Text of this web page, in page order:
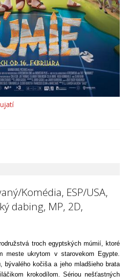
Komédia, ESP/USA,
dabing, MP, 2D,
troch egyptských múmií, ktoré
meste ukrytom v starovekom Egypte.
bývalého kočiša a jeho mladšieho brata
krokodílom. Sériou nešťastných